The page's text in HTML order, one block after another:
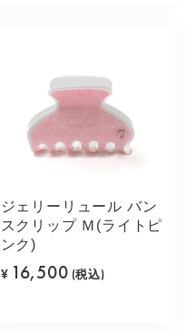
ジェリーリュール バン
スクリップ Ｍ(ライトピ
ンク)
¥ 16,500 (税込)